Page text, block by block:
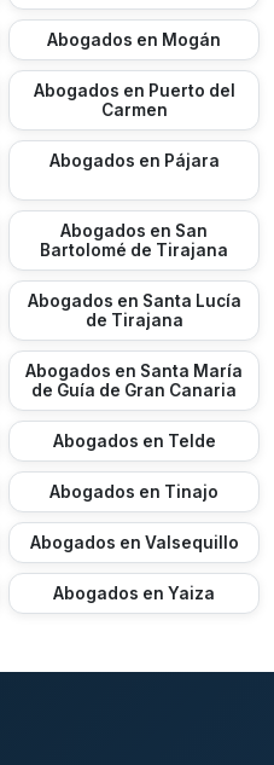
Abogados en Mogán
Abogados en Puerto del
Carmen
Abogados en Pájara
Abogados en San
Bartolomé de Tirajana
Abogados en Santa Lucía
de Tirajana
Abogados en Santa María
de Guía de Gran Canaria
Abogados en Telde
Abogados en Tinajo
Abogados en Valsequillo
Abogados en Yaiza